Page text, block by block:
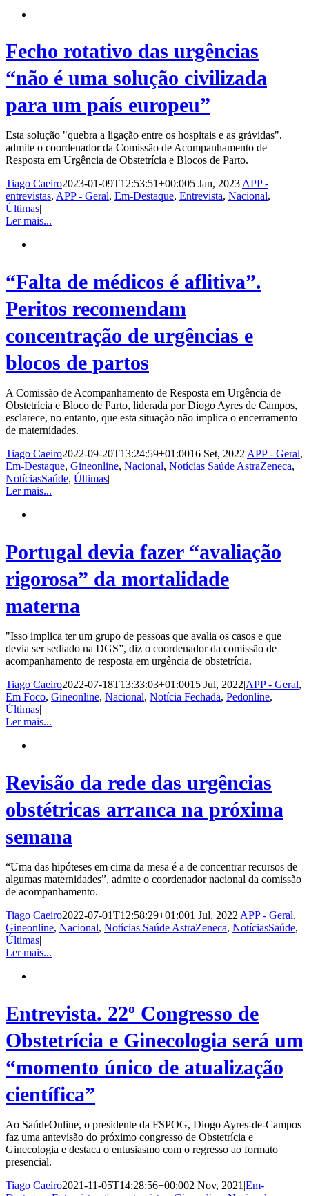
Fecho rotativo das urgências
“não é uma solução civilizada
para um país europeu”
Esta solução "quebra a ligação entre os hospitais e as grávidas",
admite o coordenador da Comissão de Acompanhamento de
Resposta em Urgência de Obstetrícia e Blocos de Parto.
Tiago Caeiro2023-01-09T12:53:51+00:005 Jan, 2023APP -
entrevistas, APP - Geral, Em-Destaque, Entrevista, Nacional,
Últimas
Ler mais...
“Falta de médicos é aflitiva”.
Peritos recomendam
concentração de urgências e
blocos de partos
A Comissão de Acompanhamento de Resposta em Urgência de
Obstetrícia e Bloco de Parto, liderada por Diogo Ayres de Campos,
esclarece, no entanto, que esta situação não implica o encerramento
de maternidades.
Tiago Caeiro2022-09-20T13:24:59+01:0016 Set, 2022|APP - Geral,
Em-Destaque, Gineonline, Nacional, Notícias Saúde AstraZeneca,
NotíciasSaúde, Últimas|
Ler mais...
Portugal devia fazer “avaliação
rigorosa” da mortalidade
materna
"Isso implica ter um grupo de pessoas que avalia os casos e que
devia ser sediado na DGS”, diz o coordenador da comissão de
acompanhamento de resposta em urgência de obstetrícia.
Tiago Caeiro2022-07-18T13:33:03+01:0015 Jul, 2022|APP - Geral,
Em Foco, Gineonline, Nacional, Notícia Fechada, Pedonline,
Últimas|
Ler mais...
Revisão da rede das urgências
obstétricas arranca na próxima
semana
“Uma das hipóteses em cima da mesa é a de concentrar recursos de
algumas maternidades”, admite o coordenador nacional da comissão
de acompanhamento.
Tiago Caeiro2022-07-01T12:58:29+01:001 Jul, 2022|APP - Geral,
Gineonline, Nacional, Notícias Saúde AstraZeneca, NotíciasSaúde,
Últimas|
Ler mais...
Entrevista. 22º Congresso de
Obstetrícia e Ginecologia será um
“momento único de atualização
científica”
Ao SaúdeOnline, o presidente da FSPOG, Diogo Ayres-de-Campos
faz uma antevisão do próximo congresso de Obstetrícia e
Ginecologia e destaca o entusiasmo com o regresso ao formato
presencial.
Tiago Caeiro2021-11-05T14:28:56+00:002 Nov, 2021 |Em-